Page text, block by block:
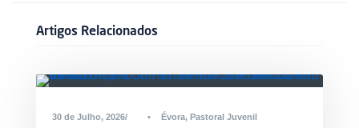
Artigos Relacionados
30 de Julho, 2026 • Évora, Pastoral Juvenil